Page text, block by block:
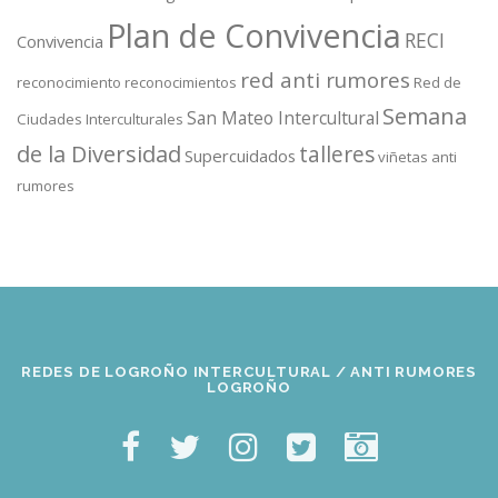
Convivencia Plan de Convivencia RECI
reconocimiento reconocimientos red anti rumores Red de
Ciudades Interculturales San Mateo Intercultural Semana
de la Diversidad Supercuidados talleresviñetas anti
rumores
REDES DE LOGROÑO INTERCULTURAL / ANTI RUMORES
LOGROÑO